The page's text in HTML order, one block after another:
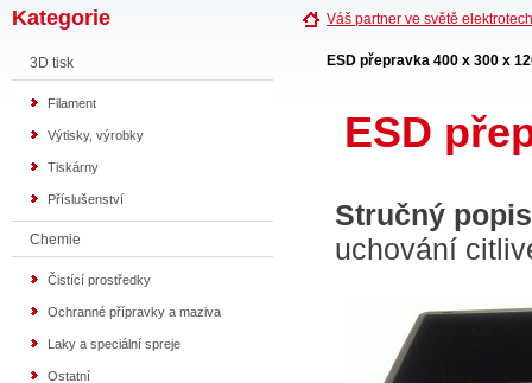
Kategorie
3D tisk
Filament
Výtisky, výrobky
Tiskárny
Příslušenství
Chemie
Čistící prostředky
Ochranné přípravky a maziva
Laky a speciální spreje
Ostatní
Váš partner ve světě
ESD přepravka 400 x 300 x
ESD
Stručný
uchování